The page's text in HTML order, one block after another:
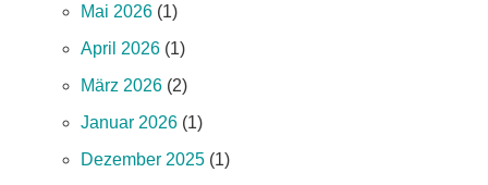
Mai 2026 (1)
April 2026 (1)
März 2026 (2)
Januar 2026 (1)
Dezember 2025 (1)